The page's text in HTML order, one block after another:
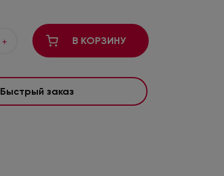
+ В КОРЗИНУ
Быстрый заказ